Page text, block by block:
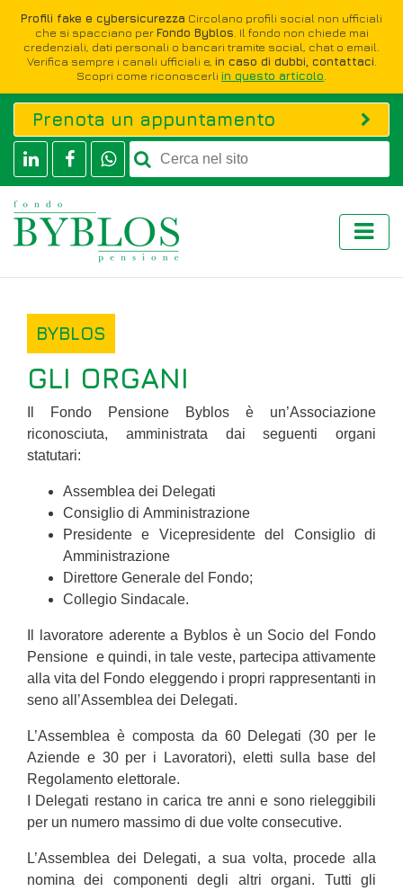
Profili fake e cybersicurezza Circolano profili social non ufficiali
che si spacciano perFondo Byblos . Il fondo non chiede mai
credenziali, dati personali o bancari tramite social, chat o email.
Verifica sempre i canali ufficiali e, in caso di dubbi, contattaci
Scopri come riconoscerli in questo articolo
Prenota un appuntamento
BYBLOS
GLI ORGANI
Il Fondo Pensione Byblos è un’Associazione
riconosciuta, amministrata dai seguenti organi
statutari:
Assemblea dei Delegati
Consiglio di Amministrazione
Presidente e Vicepresidente del Consiglio di
Amministrazione
Direttore Generale del Fondo;
Collegio Sindacale.
Il lavoratore aderente a Byblos è un Socio del Fondo
Pensione e quindi, in tale veste, partecipa attivamente
alla vita del Fondo eleggendo i propri rappresentanti in
seno all’Assemblea dei Delegati.
L’Assemblea è composta da 60 Delegati (30 per le
Aziende e 30 per i Lavoratori), eletti sulla base del
Regolamento elettorale.
I Delegati restano in carica tre anni e sono rieleggibili
per un numero massimo di due volte consecutive.
L’Assemblea dei Delegati, a sua volta, procede alla
nomina dei componenti degli altri organi. Tutti gli